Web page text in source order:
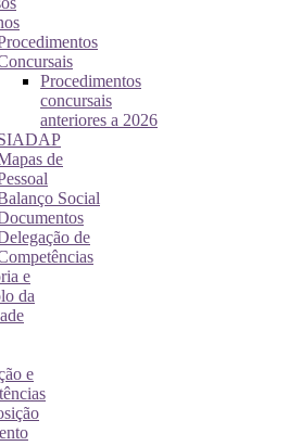
Procedimentos
concursais
anteriores a 2026
de
Social
de
e
da
e